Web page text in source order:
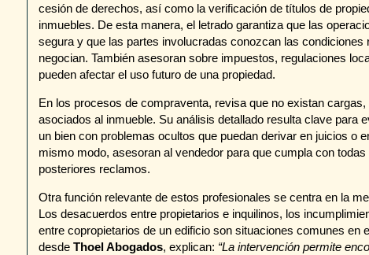
cesión de derechos, así como la verificación de títulos de
inmuebles. De esta manera, el letrado garantiza que las
segura y que las partes involucradas conozcan las condiciones
negocian. También asesoran sobre impuestos, regulaciones
pueden afectar el uso futuro de una propiedad.
En los procesos de compraventa, revisa que no existan
asociados al inmueble. Su análisis detallado resulta clave para
un bien con problemas ocultos que puedan derivar en juicios o
mismo modo, asesoran al vendedor para que cumpla con
posteriores reclamos.
Otra función relevante de estos profesionales se centra en la
Los desacuerdos entre propietarios e inquilinos, los
entre copropietarios de un edificio son situaciones comunes en
desde Thoel Abogados, explican: “La intervención permite